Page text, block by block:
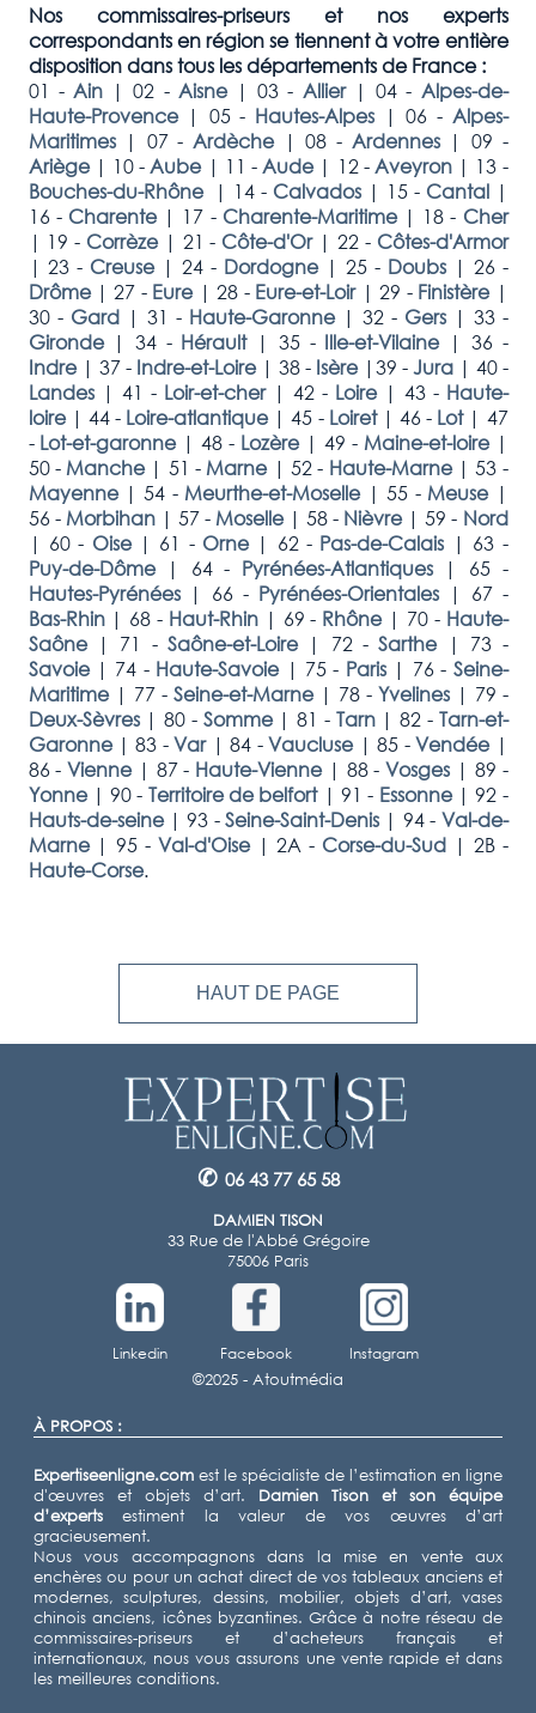
Nos commissaires-priseurs et nos experts
correspondants en région se tiennent à votre entière
disposition dans tous les départements de France :
01 - Ain| 02 - Aisne| 03 - Allier| 04 - Alpes-de-
Haute-Provence | 05 - Hautes-Alpes |06 - Alpes-
Maritimes | 07 -Ardèche |08 - Ardennes | 09 -
Ariège | 10 -Aube | 11 -Aude | 12 -Aveyron | 13 -
Bouches-du-Rhône
| 14 - Calvados | 15 - Cantal |
16 - Charente | 17 - Charente-Maritime | 18 - Cher
| 19 - Corrèze | 21 - Côte-d'Or | 22 - Côtes-d'Armor
|23 - Creuse |24 - Dordogne | 25 - Doubs | 26 -
Drôme |27 - Eure |28 - Eure-et-Loir |29 - Finistère |
30 - Gard | 31 - Haute-Garonne | 32 - Gers | 33 -
Gironde | 34 - Hérault | 35 - Ille-et-Vilaine | 36 -
Indre | 37 - Indre-et-Loire | 38 - Isère | 39 -Jura | 40 -
Landes | 41 - Loir-et-cher | 42 - Loire | 43 - Haute-
loire | 44 - Loire-atlantique |45 - Loiret |46 - Lot | 47
- Lot-et-garonne | 48 - Lozère | 49 - Maine-et-loire |
50 - Manche | 51 - Marne | 52 - Haute-Marne |53 -
Mayenne |54 - Meurthe-et-Moselle |55 - Meuse |
56 - Morbihan | 57 - Moselle | 58 - Nièvre |59 - Nord
| 60 - Oise | 61 - Orne | 62 - Pas-de-Calais | 63 -
Puy-de-Dôme
| 64 - Pyrénées-Atlantiques |
65 -
Hautes-Pyrénées | 66 - Pyrénées-Orientales | 67 -
Bas-Rhin | 68 - Haut-Rhin | 69 - Rhône | 70 - Haute-
Saône | 71 - Saône-et-Loire | 72 -Sarthe | 73 -
Savoie | 74 - Haute-Savoie | 75 - Paris | 76 - Seine-
Maritime | 77 - Seine-et-Marne | 78 - Yvelines | 79 -
Deux-Sèvres | 80 - Somme | 81 - Tarn | 82 - Tarn-et-
Garonne |83 -Var |84 -Vaucluse |85 -Vendée |
86 -Vienne | 87 - Haute-Vienne | 88 -Vosges | 89 -
Yonne |90 - Territoire de belfort | 91 - Essonne | 92 -
Hauts-de-seine |93 -Seine-Saint-Denis | 94 - Val-de-
Marne |95 - Val-d'Oise |2A - Corse-du-Sud | 2B -
Haute-Corse.
HAUT DE PAGE
✆ 06 43 77 65 58
DAMIEN TISON
33 Rue de l'Abbé Grégoire
75006 Paris
Linkedin Facebook
Instagram
©2025 - Atoutmédia
À PROPOS :
Expertiseenligne.com est le spécialiste de l’estimation en ligne
d'œuvres et objets d’art. Damien Tison
et son équipe
d’experts estiment la valeur de vos œuvres d’art
gracieusement.
Nous vous accompagnons dans la mise en vente aux
enchères ou pour un achat direct de vos tableaux anciens et
modernes, sculptures, dessins, mobilier, objets d’art, vases
chinois anciens, icônes byzantines. Grâce à notre réseau de
commissaires-priseurs et d’acheteurs français et
internationaux, nous vous assurons une vente rapide et dans
les meilleures conditions.